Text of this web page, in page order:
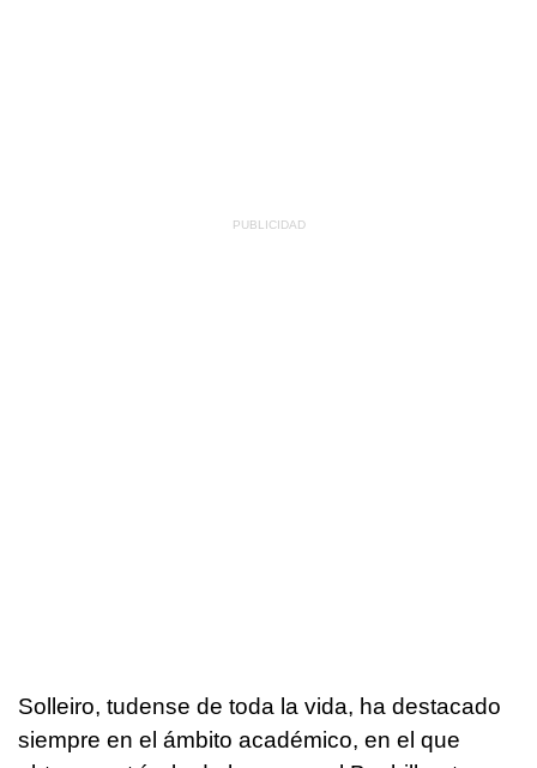
Solleiro, tudense de toda la vida, ha destacado
siempre en el ámbito académico, en el que